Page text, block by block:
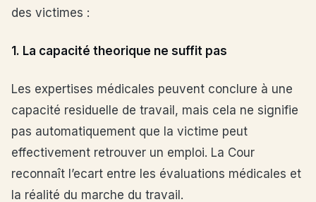
des victimes :
1. La capacité theorique ne suffit pas
Les expertises médicales peuvent conclure à une
capacité residuelle de travail, mais cela ne signifie
pas automatiquement que la victime peut
effectivement retrouver un emploi. La Cour
reconnaît l’ecart entre les évaluations médicales et
la réalité du marche du travail.